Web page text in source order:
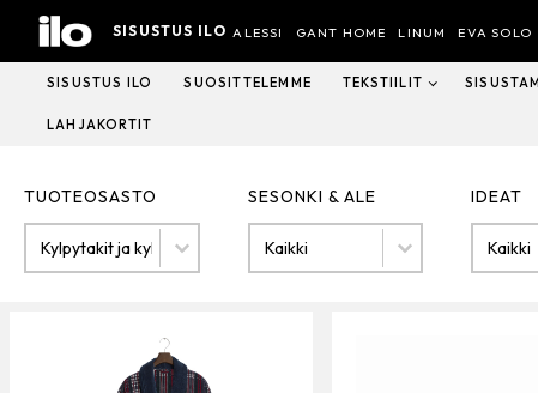
Hyppää
sisältöön
SISUSTUS ILO ALESSI GANT HOME LINUM EVA SOLO
SISUSTUS ILO SUOSITTELEMME TEKSTIILIT
LAHJAKORTIT
TUOTEOSASTO
TUOTEOSASTO
Tuoteosasto
SESONKI & ALE
SESONKI & ALE
SESONKI & ALE
IDEAT
IDEAT
IDEAT